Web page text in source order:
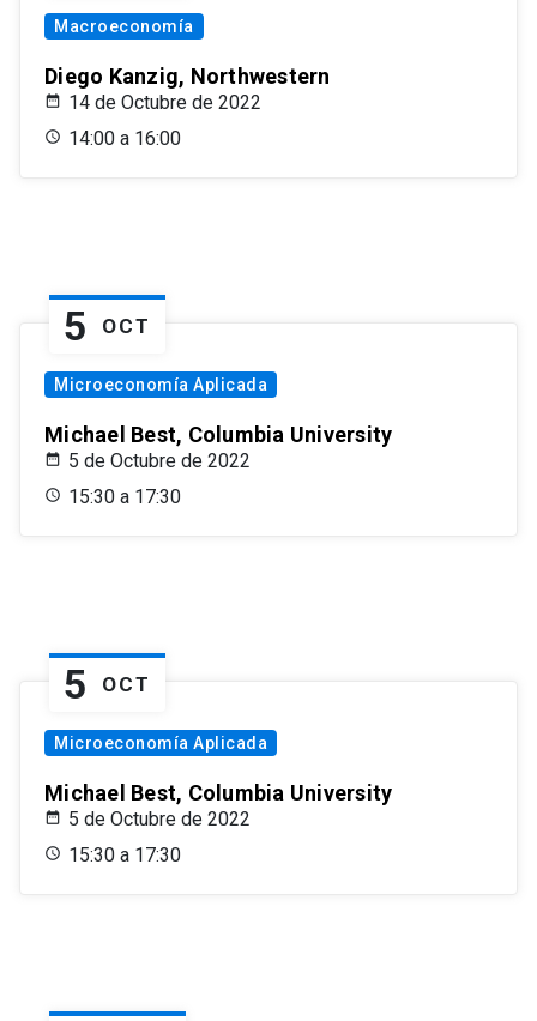
Macroeconomía
Diego Kanzig, Northwestern
14 de Octubre de 2022
14:00 a 16:00
5 OCT
Microeconomía Aplicada
Michael Best, Columbia University
5 de Octubre de 2022
15:30 a 17:30
5 OCT
Microeconomía Aplicada
Michael Best, Columbia University
5 de Octubre de 2022
15:30 a 17:30